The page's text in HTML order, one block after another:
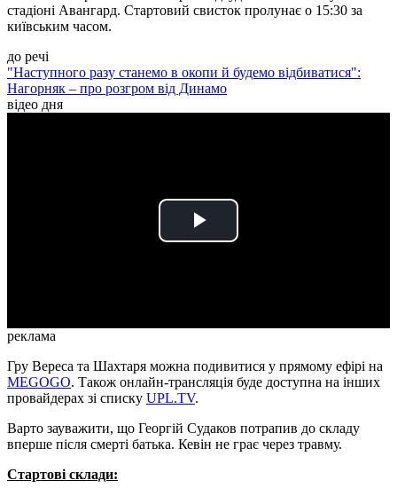
стадіоні Авангард. Стартовий свисток пролунає о 15:30 за
київським часом.
до речі
"Наступного разу станемо в окопи й будемо відбиватися":
Нагорняк – про розгром від Динамо
відео дня
Play
реклама
Гру Вереса та Шахтаря можна подивитися у прямому ефірі на
MEGOGO. Також онлайн-трансляція буде доступна на інших
провайдерах зі списку UPL.TV.
Варто зауважити, що Георгій Судаков потрапив до складу
вперше після смерті батька. Кевін не грає через травму.
Стартові склади: